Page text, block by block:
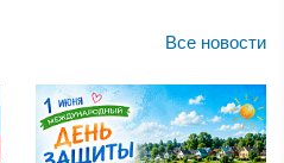
Все новости